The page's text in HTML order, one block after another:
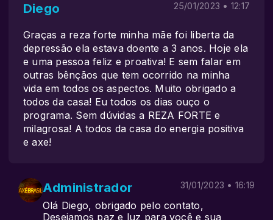
Diego 25/01/2023 • 12:17
Graças a reza forte minha mãe foi liberta da
depressão ela estava doente a 3 anos. Hoje ela
e uma pessoa feliz e proativa! E sem falar em
outras bênçãos que tem ocorrido na minha
vida em todos os aspectos. Muito obrigado a
todos da casa! Eu todos os dias ouço o
programa. Sem dúvidas a REZA FORTE e
milagrosa! A todos da casa do energia positiva
e axe!
Administrador 31/01/2023 • 16:19
Olá Diego, obrigado pelo contato,
Desejamos paz e luz para você e sua